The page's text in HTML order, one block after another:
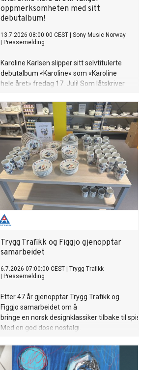
oppmerksomheten med sitt
debutalbum!
13.7.2026 08:00:00 CEST
Sony Music Norway
Pressemelding
Karoline Karlsen slipper sitt selvtitulerte
debutalbum «Karoline» som «Karoline
hele året» fredag 17. Juli! Som låtskriver
bandet «Klossmajor» tar hun nå for alvor
sin plass som soloartist. Lytteren inviteres
inn i et personlig og ujålete univers fullt av
varme, humor og ærlighet.
Trygg Trafikk og Figgjo gjenopptar
samarbeidet
6.7.2026 07:00:00 CEST
Trygg Trafikk
Pressemelding
Etter 47 år gjenopptar Trygg Trafikk og
Figgjo samarbeidet om å
bringe en norsk designklassiker tilbake til
Med en god dose nostalgi.